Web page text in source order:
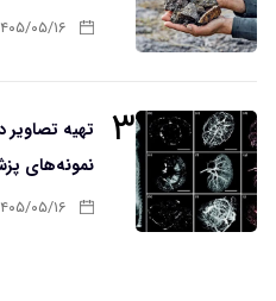
۱۴۰۵/۰۵/۱۶
۳
تهیه تصاویر
نمونه‌های
۱۴۰۵/۰۵/۱۶